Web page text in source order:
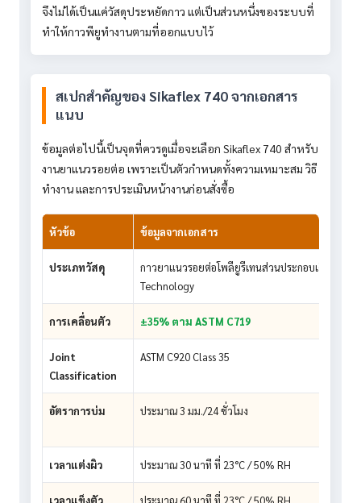
จึงไม่ได้เป็นแค่วัสดุประหยัดกาว แต่เป็นส่วนหนึ่งของระบบที่
ทำให้กาวพียูทำงานตามที่ออกแบบไว้
สเปกสำคัญของ Sikaflex 740 จากเอกสาร
แนบ
ข้อมูลต่อไปนี้เป็นจุดที่ควรดูเมื่อจะเลือก Sikaflex 740 สำหรับ
งานยาแนวรอยต่อ เพราะเป็นตัวกำหนดทั้งความเหมาะสม วิธี
ทำงาน และการประเมินหน้างานก่อนสั่งซื้อ
หัวข้อ ข้อมูลจากเอกสาร
ประเภทวัสดุ
กาวยาแนวรอยต่อโพลียูรีเทนส่วนประกอบเดียว i-
Technology
การเคลื่อนตัว ±35% ตาม ASTM C719
Joint
Classification
ASTM C920 Class 35
อัตราการบ่ม ประมาณ 3 มม./24 ชั่วโมง
เวลาแต่งผิว ประมาณ 30 นาที ที่ 23°C / 50% RH